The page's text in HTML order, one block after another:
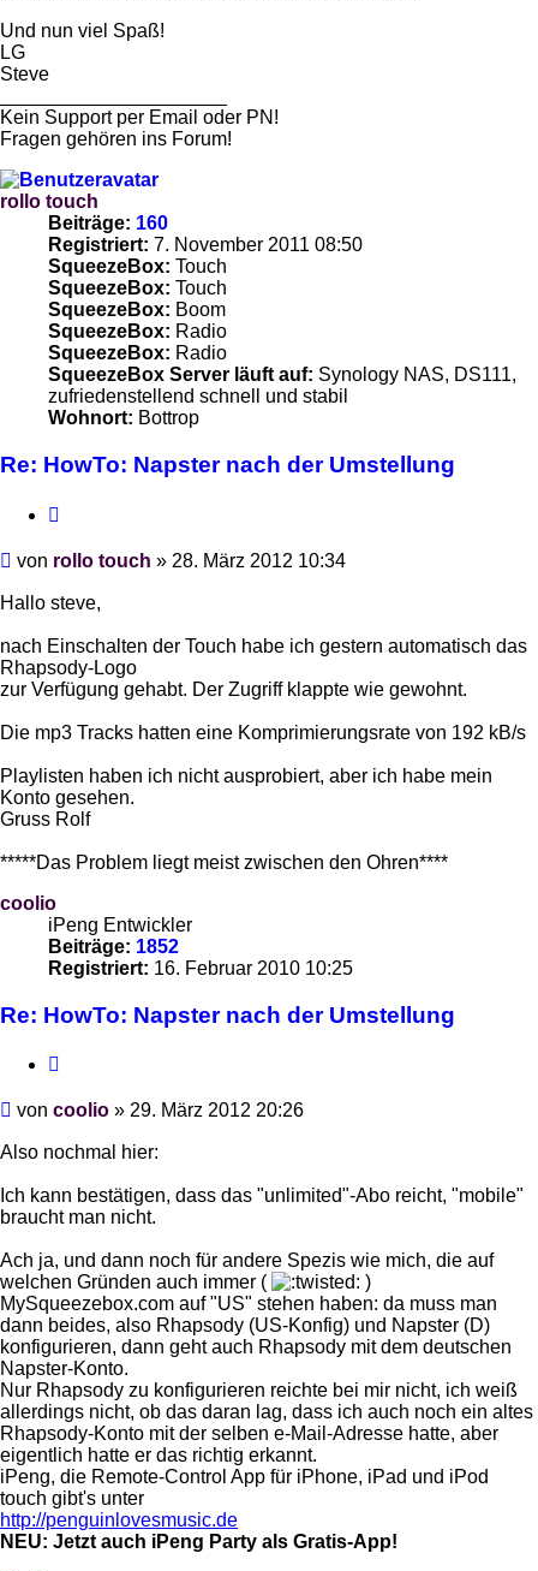
Und nun viel Spaß!
LG
Steve
Kein Support per Email oder PN!
Fragen gehören ins Forum!
rollo touch
Beiträge: 160
Registriert: 7. November 2011 08:50
SqueezeBox: Touch
SqueezeBox: Touch
SqueezeBox: Boom
SqueezeBox: Radio
SqueezeBox: Radio
SqueezeBox Server läuft auf: Synology NAS, DS111,
zufriedenstellend schnell und stabil
Wohnort: Bottrop
Re: HowTo: Napster nach der Umstellung
Beitrag
von rollo touch » 28. März 2012 10:34
Hallo steve,
nach Einschalten der Touch habe ich gestern automatisch das
Rhapsody-Logo
zur Verfügung gehabt. Der Zugriff klappte wie gewohnt.
Die mp3 Tracks hatten eine Komprimierungsrate von 192 kB/s
Playlisten haben ich nicht ausprobiert, aber ich habe mein
Konto gesehen.
Gruss Rolf
*****Das Problem liegt meist zwischen den Ohren****
coolio
iPeng Entwickler
Beiträge: 1852
Registriert: 16. Februar 2010 10:25
Re: HowTo: Napster nach der Umstellung
Beitrag
von coolio » 29. März 2012 20:26
Also nochmal hier:
Ich kann bestätigen, dass das "unlimited"-Abo reicht, "mobile"
braucht man nicht.
Ach ja, und dann noch für andere Spezis wie mich, die auf
welchen Gründen auch immer (
)
MySqueezebox.com auf "US" stehen haben: da muss man
dann beides, also Rhapsody (US-Konfig) und Napster (D)
konfigurieren, dann geht auch Rhapsody mit dem deutschen
Napster-Konto.
Nur Rhapsody zu konfigurieren reichte bei mir nicht, ich weiß
allerdings nicht, ob das daran lag, dass ich auch noch ein altes
Rhapsody-Konto mit der selben e-Mail-Adresse hatte, aber
eigentlich hatte er das richtig erkannt.
iPeng, die Remote-Control App für iPhone, iPad und iPod
touch gibt's unter
http://penguinlovesmusic.de
NEU: Jetzt auch iPeng Party als Gratis-App!